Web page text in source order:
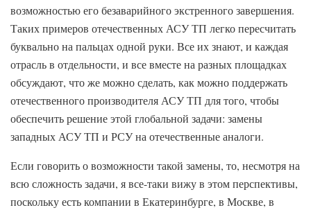
возможностью его безаварийного экстренного завершения.
Таких примеров отечественных АСУ ТП легко пересчитать
буквально на пальцах одной руки. Все их знают, и каждая
отрасль в отдельности, и все вместе на разных площадках
обсуждают, что же можно сделать, как можно поддержать
отечественного производителя АСУ ТП для того, чтобы
обеспечить решение этой глобальной задачи: замены
западных АСУ ТП и РСУ на отечественные аналоги.
Если говорить о возможности такой замены, то, несмотря на
всю сложность задачи, я все-таки вижу в этом перспективы,
поскольку есть компании в Екатеринбурге, в Москве, в